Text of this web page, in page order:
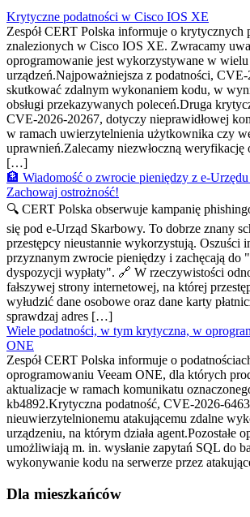
Krytyczne podatności w Cisco IOS XE
Zespół CERT Polska informuje o krytycznych
znalezionych w Cisco IOS XE. Zwracamy
oprogramowanie jest wykorzystywane w wielu
urządzeń.Najpoważniejsza z podatności,
skutkować zdalnym wykonaniem kodu, w
obsługi przekazywanych poleceń.Druga
CVE-2026-20267, dotyczy nieprawidłowej
w ramach uwierzytelnienia użytkownika czy
uprawnień.Zalecamy niezwłoczną weryfikację
[…]
🏦 Wiadomość o zwrocie pieniędzy z e-
Zachowaj ostrożność!
🔍 CERT Polska obserwuje kampanię
się pod e-Urząd Skarbowy. To dobrze znany
przestępcy nieustannie wykorzystują. Oszuści
przyznanym zwrocie pieniędzy i zachęcają do
dyspozycji wypłaty". 🔗 W rzeczywistości
fałszywej strony internetowej, na której
wyłudzić dane osobowe oraz dane karty
sprawdzaj adres […]
Wiele podatności, w tym krytyczna, w
ONE
Zespół CERT Polska informuje o
oprogramowaniu Veeam ONE, dla których
aktualizacje w ramach komunikatu
kb4892.Krytyczna podatność, CVE-2026-
nieuwierzytelnionemu atakującemu zdalne
urządzeniu, na którym działa agent.Pozostałe
umożliwiają m. in. wysłanie zapytań SQL do
wykonywanie kodu na serwerze przez
Dla mieszkańców